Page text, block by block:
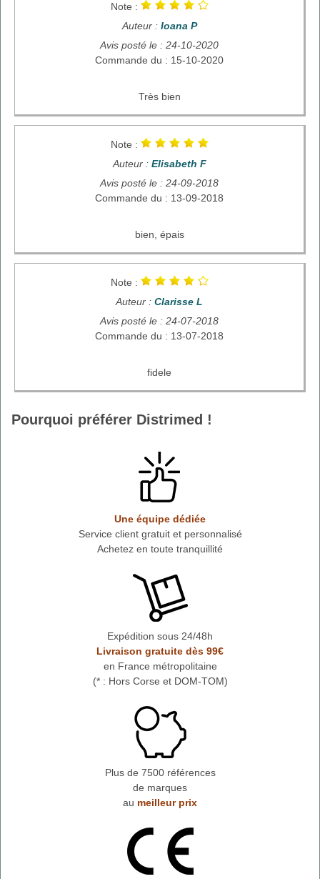
Note :
Auteur : Ioana P
Avis posté le : 24-10-2020
Commande du : 15-10-2020
Très bien
Note :
Auteur : Elisabeth F
Avis posté le : 24-09-2018
Commande du : 13-09-2018
bien, épais
Note :
Auteur : Clarisse L
Avis posté le : 24-07-2018
Commande du : 13-07-2018
fidele
Pourquoi préférer Distrimed !
Une équipe dédiée
Service client gratuit et personnalisé
Achetez en toute tranquillité
Expédition sous 24/48h
Livraison gratuite dès 99€
en France métropolitaine
(* : Hors Corse et DOM-TOM)
Plus de 7500 références
de marques
au meilleur prix